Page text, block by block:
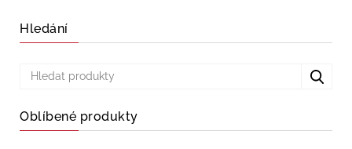
Hledání
Oblíbené produkty